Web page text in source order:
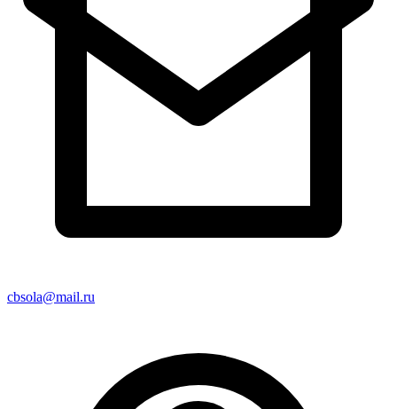
cbsola@mail.ru